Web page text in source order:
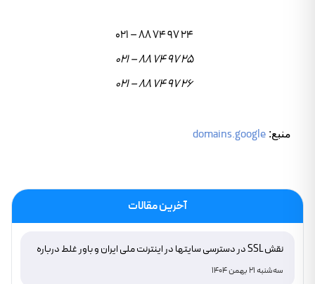
021 – 88 74 97 24
021 – 88 74 97 25
021 – 88 74 97 26
منبع: domains.google
آخرین مقالات
نقش SSL در دسترسی سایتها در اینترنت ملی ایران و باور غلط درباره
سه‌شنبه 21 بهمن 1404